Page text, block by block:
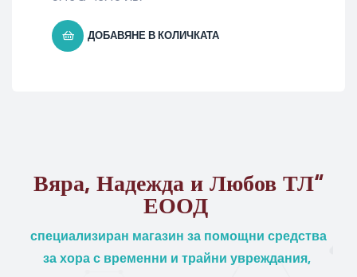
ДОБАВЯНЕ В КОЛИЧКАТА
Вяра, Надежда и Любов ТЛ“
ЕООД
специализиран магазин за помощни средства
за хора с временни и трайни увреждания,